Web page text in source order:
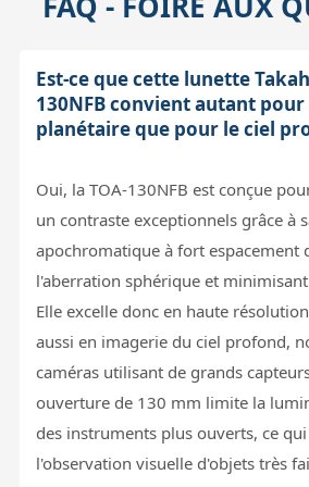
Est-ce que cette lunette
130NFB convient autant
planétaire que pour le ciel
Oui, la TOA-130NFB est conçue
un contraste exceptionnels grâce à
apochromatique à fort espacement
l'aberration sphérique et
Elle excelle donc en haute
aussi en imagerie du ciel profond,
caméras utilisant de grands
ouverture de 130 mm limite la
des instruments plus ouverts, ce
l'observation visuelle d'objets très